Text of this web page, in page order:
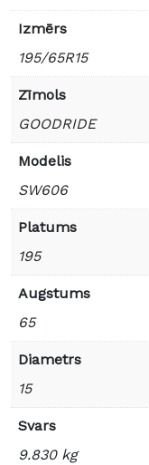
Izmērs
195/65R15
Zīmols
GOODRIDE
Modelis
SW606
Platums
195
Augstums
65
Diametrs
15
Svars
9.830 kg